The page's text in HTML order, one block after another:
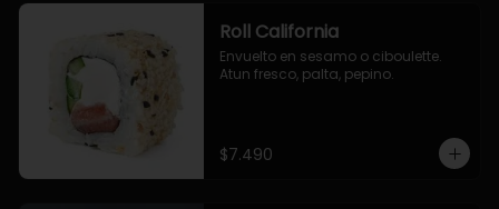
Roll California
Envuelto en sesamo o ciboulette.
Atun fresco, palta, pepino.
$7.490